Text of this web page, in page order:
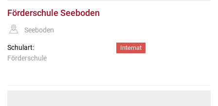
Förderschule Seeboden
Seeboden
Schulart:
Förderschule
Internat